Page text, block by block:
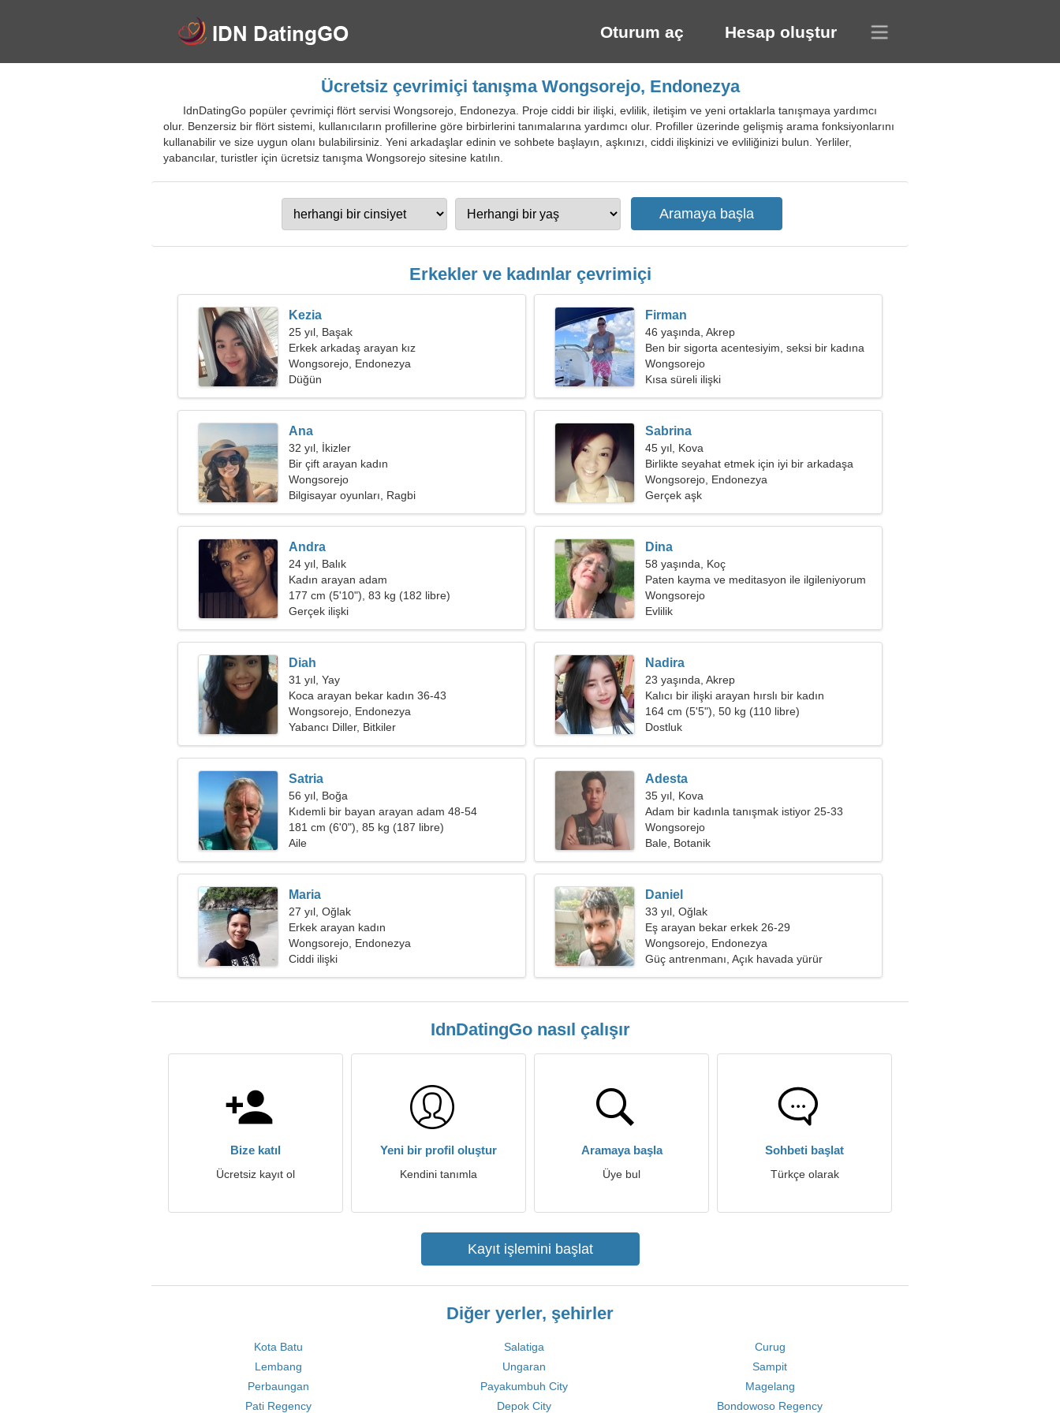
Oturum aç Hesap oluştur
Ücretsiz çevrimiçi tanışma Wongsorejo, Endonezya
IdnDatingGo popüler çevrimiçi flört servisi Wongsorejo, Endonezya. Proje ciddi bir ilişki, evlilik, iletişim ve yeni ortaklarla tanışmaya yardımcı
olur. Benzersiz bir flört sistemi, kullanıcıların profillerine göre birbirlerini tanımalarına yardımcı olur. Profiller üzerinde gelişmiş arama fonksiyonlarını
kullanabilir ve size uygun olanı bulabilirsiniz. Yeni arkadaşlar edinin ve sohbete başlayın, aşkınızı, ciddi ilişkinizi ve evliliğinizi bulun. Yerliler,
yabancılar, turistler için ücretsiz tanışma Wongsorejo sitesine katılın.
Erkekler ve kadınlar çevrimiçi
Kezia
25 yıl, Başak
Erkek arkadaş arayan kız
Wongsorejo, Endonezya
Düğün
Firman
46 yaşında, Akrep
Ben bir sigorta acentesiyim, seksi bir kadına
ihtiyacım var
Wongsorejo
Kısa süreli ilişki
Ana
32 yıl, İkizler
Bir çift arayan kadın
Wongsorejo
Bilgisayar oyunları, Ragbi
Sabrina
45 yıl, Kova
Birlikte seyahat etmek için iyi bir arkadaşa
ihtiyacım var
Wongsorejo, Endonezya
Gerçek aşk
Andra
24 yıl, Balık
Kadın arayan adam
177 cm (5'10"), 83 kg (182 libre)
Gerçek ilişki
Dina
58 yaşında, Koç
Paten kayma ve meditasyon ile ilgileniyorum
Wongsorejo
Evlilik
Diah
31 yıl, Yay
Koca arayan bekar kadın 36-43
Wongsorejo, Endonezya
Yabancı Diller, Bitkiler
Nadira
23 yaşında, Akrep
Kalıcı bir ilişki arayan hırslı bir kadın
164 cm (5'5"), 50 kg (110 libre)
Dostluk
Satria
56 yıl, Boğa
Kıdemli bir bayan arayan adam 48-54
181 cm (6'0"), 85 kg (187 libre)
Aile
Adesta
35 yıl, Kova
Adam bir kadınla tanışmak istiyor 25-33
Wongsorejo
Bale, Botanik
Maria
27 yıl, Oğlak
Erkek arayan kadın
Wongsorejo, Endonezya
Ciddi ilişki
Daniel
33 yıl, Oğlak
Eş arayan bekar erkek 26-29
Wongsorejo, Endonezya
Güç antrenmanı, Açık havada yürür
IdnDatingGo nasıl çalışır
Bize katıl
Ücretsiz kayıt ol
Yeni bir profil oluştur
Kendini tanımla
Aramaya başla
Üye bul
Sohbeti başlat
Türkçe olarak
Kayıt işlemini başlat
Diğer yerler, şehirler
Kota Batu Salatiga
Curug
Lembang
Ungaran
Sampit
Perbaungan
Payakumbuh City
Magelang
Pati Regency
Depok City Bondowoso Regency